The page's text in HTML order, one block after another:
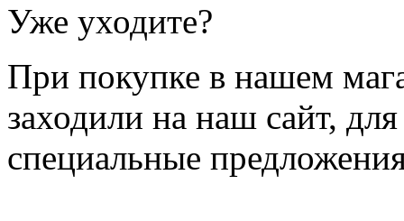
Уже уходите?
При покупке в нашем
заходили на наш сайт,
специальные